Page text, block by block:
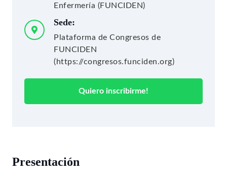
Enfermería (FUNCIDEN)
Sede:
Plataforma de Congresos de
FUNCIDEN
(https://congresos.funciden.org)
Quiero inscribirme!
Presentación